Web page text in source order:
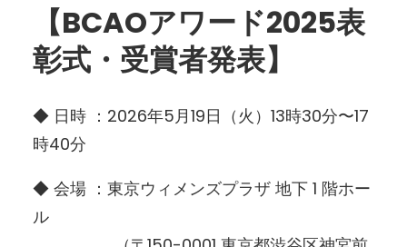
【BCAOアワード2025表
彰式・受賞者発表】
◆ 日時 ：2026年5月19日（火）13時30分〜17
時40分
◆ 会場 ：東京ウィメンズプラザ 地下 1 階ホー
ル